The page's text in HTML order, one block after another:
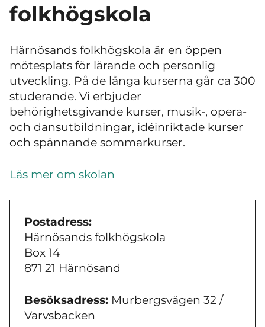
folkhögskola
Härnösands folkhögskola är en öppen
mötesplats för lärande och personlig
utveckling. På de långa kurserna går ca 300
studerande. Vi erbjuder
behörighetsgivande kurser, musik-, opera-
och dansutbildningar, idéinriktade kurser
och spännande sommarkurser.
Läs mer om skolan
Postadress:
Härnösands folkhögskola
Box 14
871 21 Härnösand
Besöksadress: Murbergsvägen 32 /
Varvsbacken